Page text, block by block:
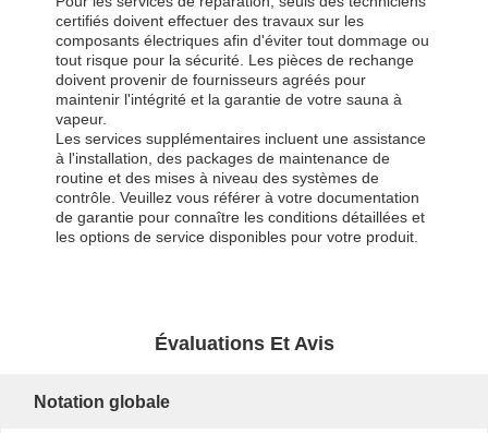
certifiés doivent effectuer des travaux sur les
composants électriques afin d'éviter tout dommage ou
tout risque pour la sécurité. Les pièces de rechange
doivent provenir de fournisseurs agréés pour
maintenir l'intégrité et la garantie de votre sauna à
vapeur.
Les services supplémentaires incluent une assistance
à l'installation, des packages de maintenance de
routine et des mises à niveau des systèmes de
contrôle. Veuillez vous référer à votre documentation
de garantie pour connaître les conditions détaillées et
les options de service disponibles pour votre produit.
Évaluations Et Avis
Notation globale